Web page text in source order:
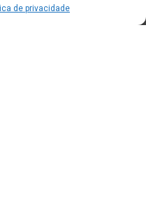
de privacidade